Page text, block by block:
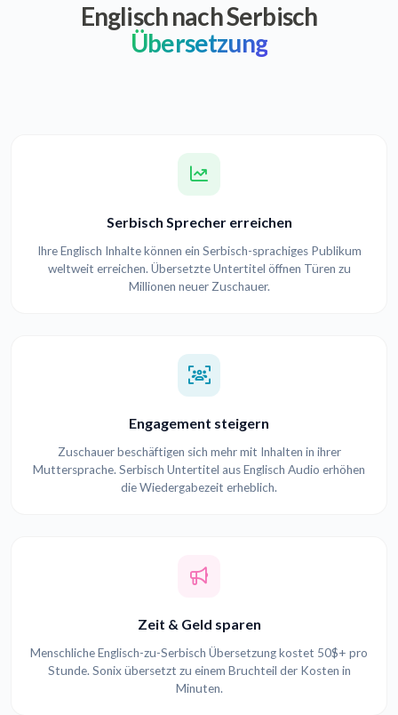
Englisch nach Serbisch
Übersetzung
Serbisch Sprecher erreichen
Ihre Englisch Inhalte können ein Serbisch-sprachiges Publikum
weltweit erreichen. Übersetzte Untertitel öffnen Türen zu
Millionen neuer Zuschauer.
Engagement steigern
Zuschauer beschäftigen sich mehr mit Inhalten in ihrer
Muttersprache. Serbisch Untertitel aus Englisch Audio erhöhen
die Wiedergabezeit erheblich.
Zeit & Geld sparen
Menschliche Englisch-zu-Serbisch Übersetzung kostet 50$+ pro
Stunde. Sonix übersetzt zu einem Bruchteil der Kosten in
Minuten.